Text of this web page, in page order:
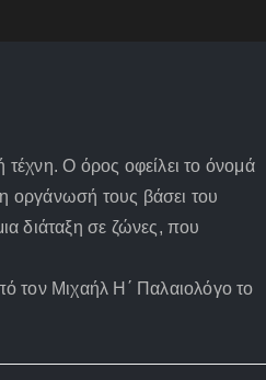
τέχνη. Ο όρος οφείλει το όνομά
οργάνωσή τους βάσει του
διάταξη σε ζώνες, που
τον Μιχαήλ Η΄ Παλαιολόγο το